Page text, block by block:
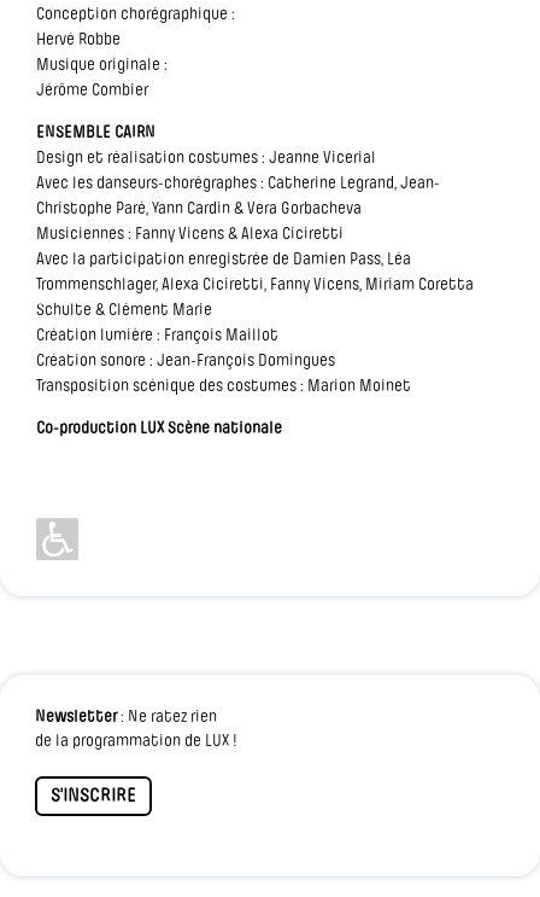
Conception chorégraphique :
Hervé Robbe
Musique originale :
Jérôme Combier
ENSEMBLE CAIRN
Design et réalisation costumes : Jeanne Vicerial
Avec les danseurs-chorégraphes : Catherine Legrand, Jean-
Christophe Paré, Yann Cardin & Vera Gorbacheva
Musiciennes : Fanny Vicens & Alexa Ciciretti
Avec la participation enregistrée de Damien Pass, Léa
Trommenschlager, Alexa Ciciretti, Fanny Vicens, Miriam Coretta
Schulte & Clément Marie
Création lumière : François Maillot
Création sonore : Jean-François Domingues
Transposition scénique des costumes : Marion Moinet
Co-production LUX Scène nationale
Newsletter: Ne ratez rien
de la programmation de LUX !
S'INSCRIRE